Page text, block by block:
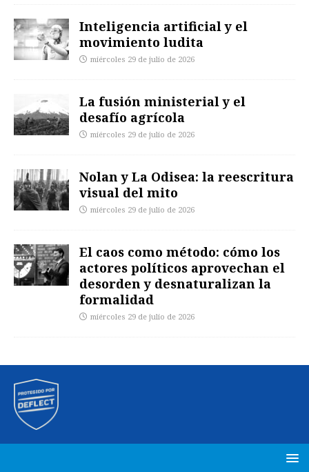
Inteligencia artificial y el
movimiento ludita
miércoles 29 de julio de 2026
La fusión ministerial y el
desafío agrícola
miércoles 29 de julio de 2026
Nolan y La Odisea: la reescritura
visual del mito
miércoles 29 de julio de 2026
El caos como método: cómo los
actores políticos aprovechan el
desorden y desnaturalizan la
formalidad
miércoles 29 de julio de 2026